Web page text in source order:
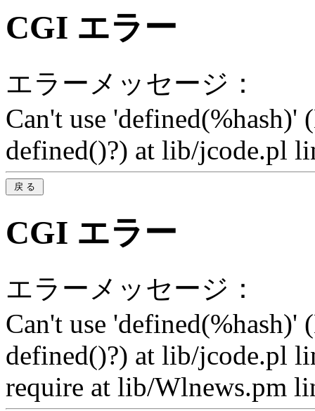
CGI エラー
エラーメッセージ：
Can't use
defined()?) at lib/jcode.pl
CGI エラー
エラーメッセージ：
Can't use
defined()?) at lib/jcode.pl
require at lib/Wlnews.pm